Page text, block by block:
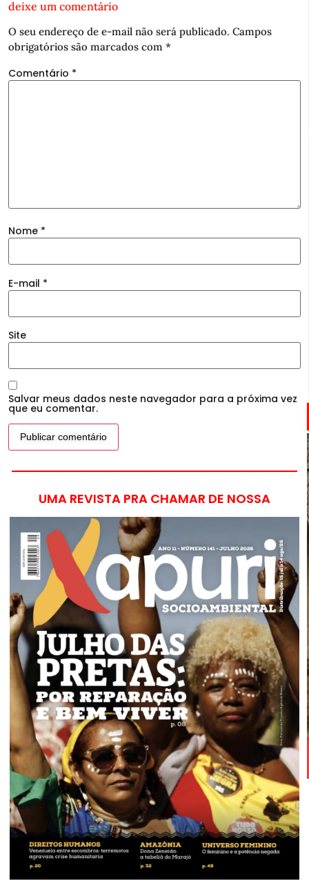
deixe um comentário
O seu endereço de e-mail não será publicado. Campos
obrigatórios são marcados com *
Comentário *
Nome *
E-mail *
Site
Salvar meus dados neste navegador para a próxima vez
que eu comentar.
UMA REVISTA PRA CHAMAR DE NOSSA